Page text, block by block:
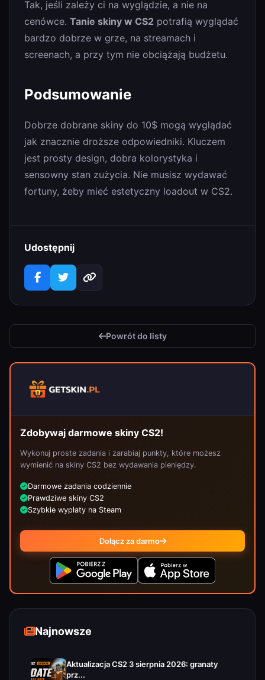
Tak, jeśli zależy ci na wyglądzie, a nie na
cenówce. Tanie skiny w CS2 potrafią wyglądać
bardzo dobrze w grze, na streamach i
screenach, a przy tym nie obciążają budżetu.
Podsumowanie
Dobrze dobrane skiny do 10$ mogą wyglądać
jak znacznie droższe odpowiedniki. Kluczem
jest prosty design, dobra kolorystyka i
sensowny stan zużycia. Nie musisz wydawać
fortuny, żeby mieć estetyczny loadout w CS2.
Udostępnij
Powrót do listy
Zdobywaj darmowe skiny CS2!
Wykonuj proste zadania i zarabiaj punkty, które możesz
wymienić na skiny CS2 bez wydawania pieniędzy.
Darmowe zadania codziennie
Prawdziwe skiny CS2
Szybkie wypłaty na Steam
Dołącz za darmo
Najnowsze
Aktualizacja CS2 3 sierpnia 2026: granaty
prz...